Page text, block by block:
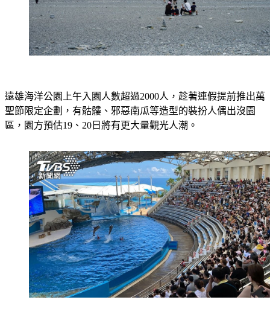
遠雄海洋公園上午入園人數超過2000人，趁著連假提前推出萬
聖節限定企劃，有骷髏、邪惡南瓜等造型的裝扮人偶出沒園
區，園方預估19、20日將有更大量觀光人潮。